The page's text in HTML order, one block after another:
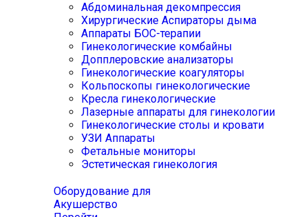
Абдоминальная декомпрессия
Хирургические Аспираторы дыма
Аппараты БОС-терапии
Гинекологические комбайны
Допплеровские анализаторы
Гинекологические коагуляторы
Кольпоскопы гинекологические
Кресла гинекологические
Лазерные аппараты для гинекологии
Гинекологические столы и кровати
УЗИ Аппараты
Фетальные мониторы
Эстетическая гинекология
Оборудование для
Акушерство